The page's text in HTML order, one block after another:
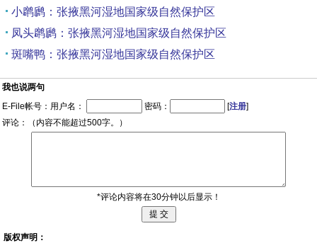
小䴙䴘：张掖黑河湿地国家级自然保护区
凤头䴙䴘：张掖黑河湿地国家级自然保护区
斑嘴鸭：张掖黑河湿地国家级自然保护区
我也说两句
E-File帐号：用户名：
密码： [注册]
评论：（内容不能超过500字。）
*评论内容将在30分钟以后显示！
版权声明：